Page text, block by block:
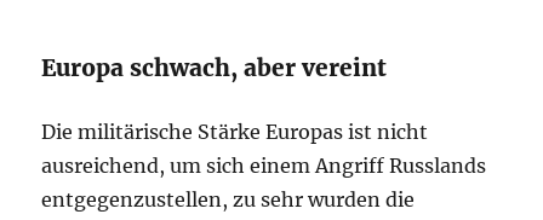
Europa schwach, aber vereint
Die militärische Stärke Europas ist nicht
ausreichend, um sich einem Angriff Russlands
entgegenzustellen, zu sehr wurden die